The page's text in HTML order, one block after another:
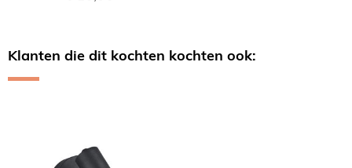
Klanten die dit kochten kochten ook: